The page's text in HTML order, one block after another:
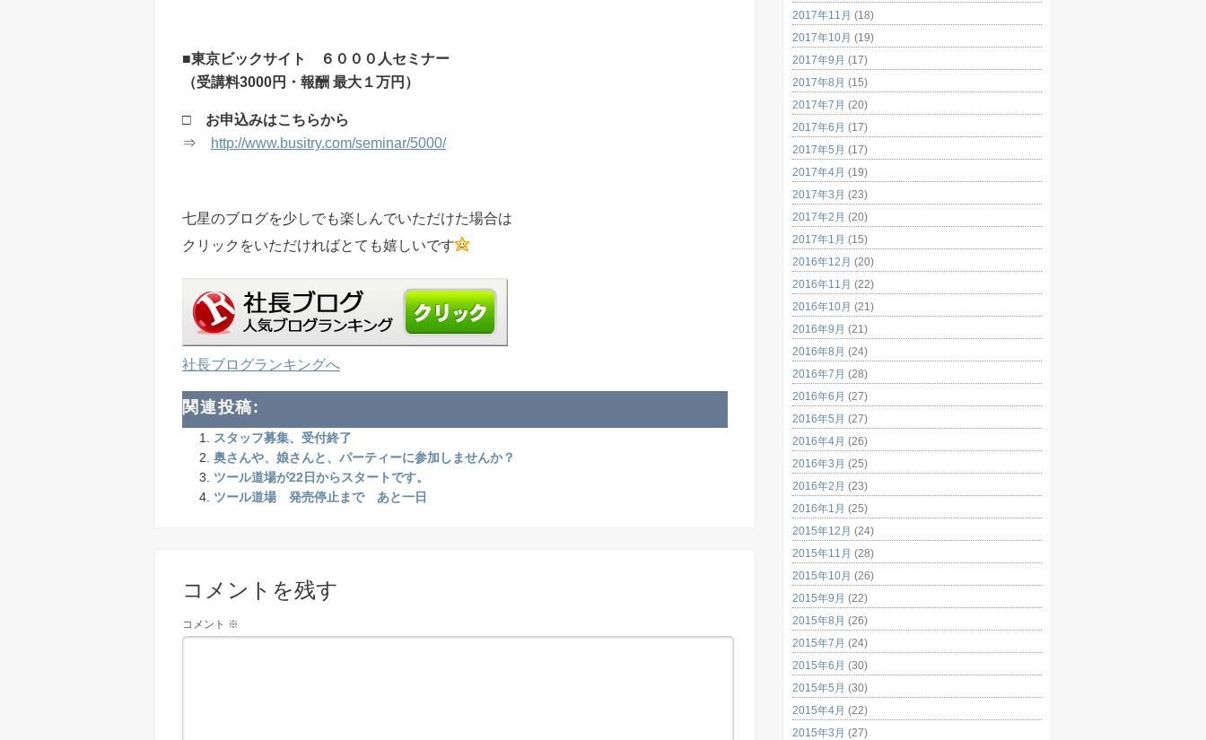
■東京ビックサイト ６０００人セミナー
（受講料3000円・報酬 最大１万円）
□ お申込みはこちらから
⇒
http://www.busitry.com/seminar/5000/
七星のブログを少しでも楽しんでいただけた場合は
クリックをいただければとても嬉しいです
社長ブログランキングへ
関連投稿:
スタッフ募集、受付終了
奥さんや、娘さんと、パーティーに参加しませんか？
ツール道場が22日からスタートです。
ツール道場 発売停止まで あと一日
コメントを残す
コメント ※
2017年11月 (18)
2017年10月 (19)
2017年9月 (17)
2017年8月 (15)
2017年7月 (20)
2017年6月 (17)
2017年5月 (17)
2017年4月 (19)
2017年3月 (23)
2017年2月 (20)
2017年1月 (15)
2016年12月 (20)
2016年11月 (22)
2016年10月 (21)
2016年9月 (21)
2016年8月 (24)
2016年7月 (28)
2016年6月 (27)
2016年5月 (27)
2016年4月 (26)
2016年3月 (25)
2016年2月 (23)
2016年1月 (25)
2015年12月 (24)
2015年11月 (28)
2015年10月 (26)
2015年9月 (22)
2015年8月 (26)
2015年7月 (24)
2015年6月 (30)
2015年5月 (30)
2015年4月 (22)
2015年3月 (27)